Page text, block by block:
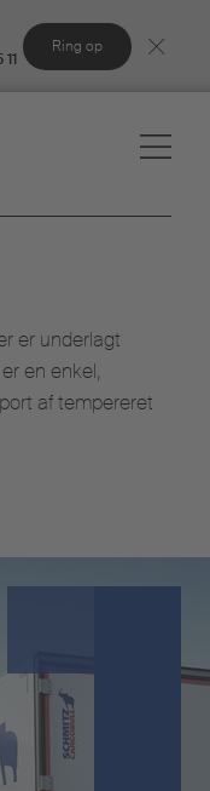
Ring op
er underlagt
en enkel,
af tempereret